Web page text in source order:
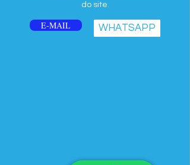
do site.
E-MAIL WHATSAPP